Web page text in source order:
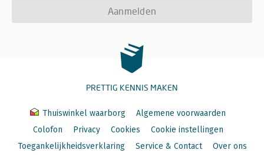
Aanmelden
PRETTIG KENNIS MAKEN
Thuiswinkel waarborg
Algemene voorwaarden
Colofon
Privacy Cookies
Cookie instellingen
Toegankelijkheidsverklaring
Service & Contact Over ons